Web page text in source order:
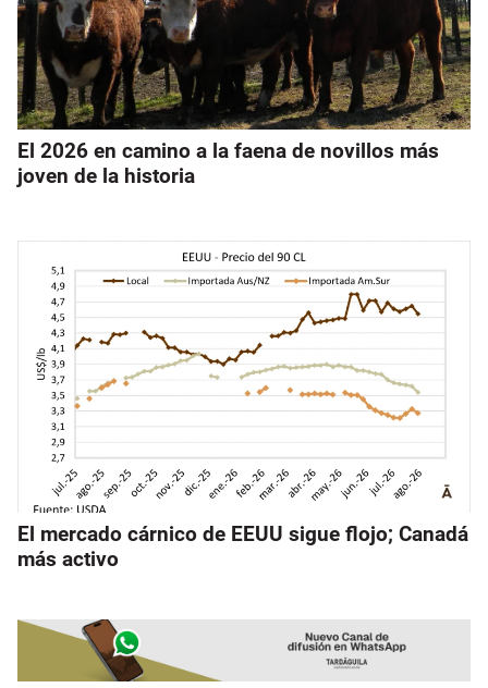
El 2026 en camino a la faena de novillos más
joven de la historia
El mercado cárnico de EEUU sigue flojo; Canadá
más activo